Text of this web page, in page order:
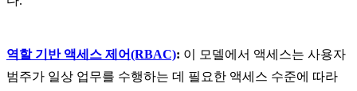
역할 기반 액세스 제어(RBAC): 이 모델에서 액세스는 사용자
범주가 일상 업무를 수행하는 데 필요한 액세스 수준에 따라